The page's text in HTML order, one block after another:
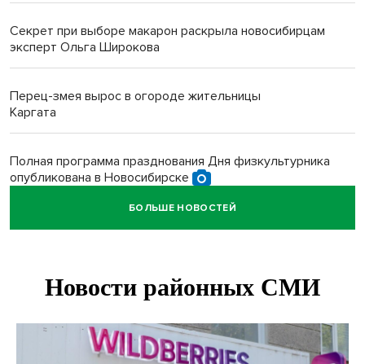
Секрет при выборе макарон раскрыла новосибирцам
эксперт Ольга Широкова
Перец-змея вырос в огороде жительницы
Каргата
Полная программа празднования Дня физкультурника
опубликована в Новосибирске
Прогноз погоды на 8-9 августа в Новосибирске сделали
Площадки для контроля перегруза начали строить на
Дольщики долгостроя на Титова в Новосибирске
БОЛЬШЕ НОВОСТЕЙ